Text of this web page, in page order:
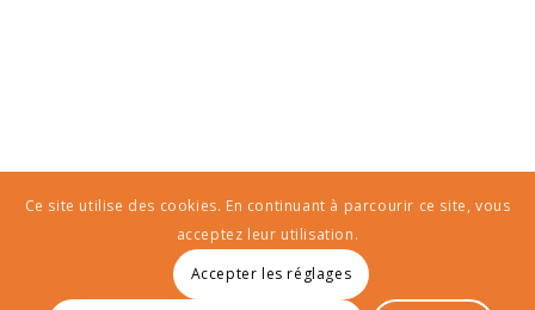
Ce site utilise des cookies. En continuant à parcourir ce site, vous
acceptez leur utilisation.
Accepter les réglages